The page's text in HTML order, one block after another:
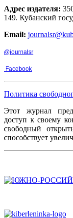
Адрес издателя:
149. Кубанский
Email:
@journalsr
Facebook
Политика
Этот журнал
доступ к своему
свободный
способствует